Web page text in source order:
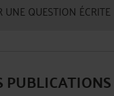
UNE QUESTION ÉCRITE
PUBLICATIONS